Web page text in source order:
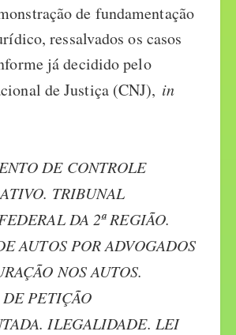
de fundamentação
ressalvados os casos
já decidido pelo
de Justiça (CNJ), in
DE CONTROLE
TRIBUNAL
DA 2ª REGIÃO.
AUTOS POR ADVOGADOS
NOS AUTOS.
PETIÇÃO
ILEGALIDADE. LEI